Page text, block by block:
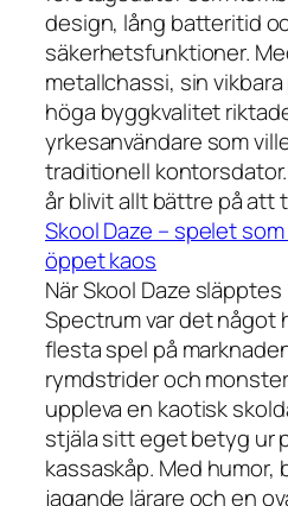
design, lång batteritid
säkerhetsfunktioner.
metallchassi, sin
höga byggkvalitet
yrkesanvändare som
traditionell
år blivit allt bättre på att
Skool Daze – spelet
öppet kaos
När Skool Daze släpptes
Spectrum var det något
flesta spel på
rymdstrider och
uppleva en kaotisk
stjäla sitt eget betyg ur
kassaskåp. Med humor,
jagande lärare och en